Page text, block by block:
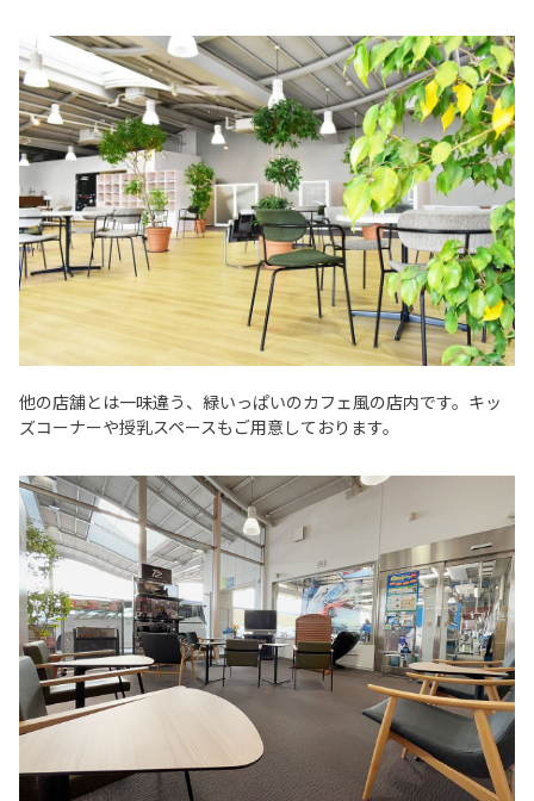
他の店舗とは一味違う、緑いっぱいのカフェ風の店内です。キッ
ズコーナーや授乳スペースもご用意しております。